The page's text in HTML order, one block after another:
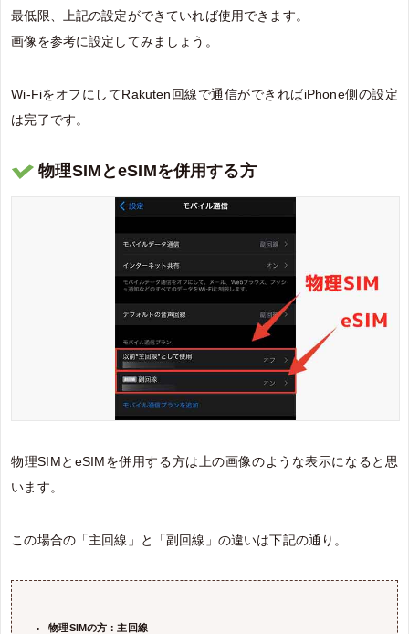
最低限、上記の設定ができていれば使用できます。
画像を参考に設定してみましょう。
Wi-FiをオフにしてRakuten回線で通信ができればiPhone側の設定
は完了です。
物理SIMとeSIMを併用する方
物理SIMとeSIMを併用する方は上の画像のような表示になると思
います。
この場合の「主回線」と「副回線」の違いは下記の通り。
物理SIMの方：主回線